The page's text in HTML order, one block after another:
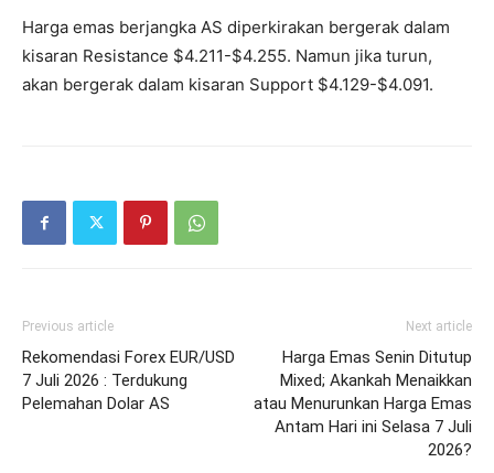
Harga emas berjangka AS diperkirakan bergerak dalam
kisaran Resistance $4.211-$4.255. Namun jika turun,
akan bergerak dalam kisaran Support $4.129-$4.091.
Previous article
Rekomendasi Forex EUR/USD
7 Juli 2026 : Terdukung
Pelemahan Dolar AS
Next article
Harga Emas Senin Ditutup
Mixed; Akankah Menaikkan
atau Menurunkan Harga Emas
Antam Hari ini Selasa 7 Juli
2026?